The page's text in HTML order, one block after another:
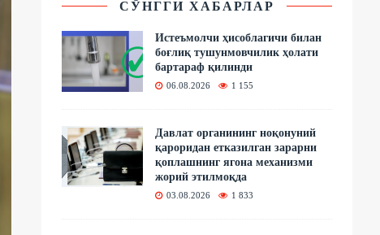
СЎНГГИ ХАБАРЛАР
Истеъмолчи ҳисоблагичи билан
боғлиқ тушунмовчилик ҳолати
бартараф қилинди
06.08.2026 1 155
Давлат органининг ноқонуний
қароридан етказилган зарарни
қоплашнинг ягона механизми
жорий этилмоқда
03.08.2026 1 833